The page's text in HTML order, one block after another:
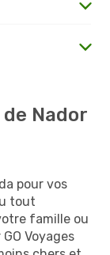
Nador
pour vos
tout
famille ou
Voyages